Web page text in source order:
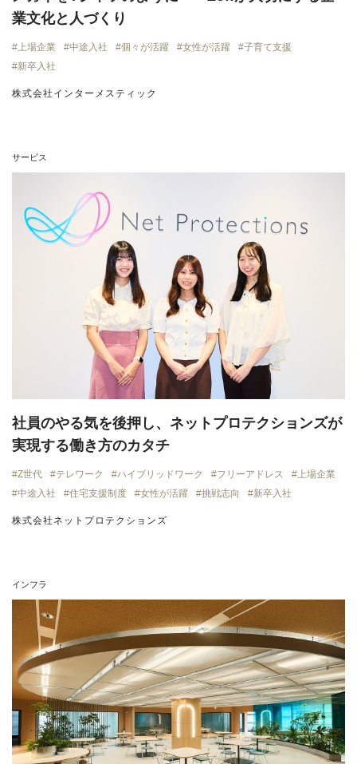
業文化と人づくり
上場企業 中途入社 個々が活躍 女性が活躍
子育て支援
新卒入社
株式会社インターメスティック
サービス
社員のやる気を後押し、ネットプロテクションズが
実現する働き方のカタチ
Z世代 テレワーク ハイブリッドワーク フリーアドレス
上場企業
中途入社
住宅支援制度 女性が活躍 挑戦志向 新卒入社
株式会社ネットプロテクションズ
インフラ